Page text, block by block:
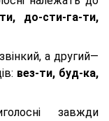
до-сти-га-ти,
а другий—
вез-ти, буд-ка,
завжди